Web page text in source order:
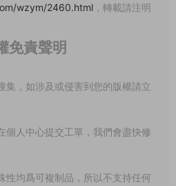
wzym/2460.html ，轉載請注明
免責聲明
，如涉及或侵害到您的版權請立
人中心提交工單，我們會盡快修
均爲可複制品，所以不支持任何